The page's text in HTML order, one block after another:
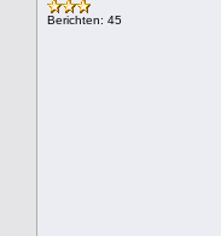
Berichten: 45